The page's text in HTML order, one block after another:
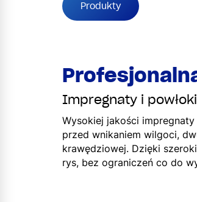
Produkty
Impregnaty i
Wysokiej jakości
przed wnikaniem wilgoci,
krawędziowej. Dzięki
rys, bez ograniczeń co do